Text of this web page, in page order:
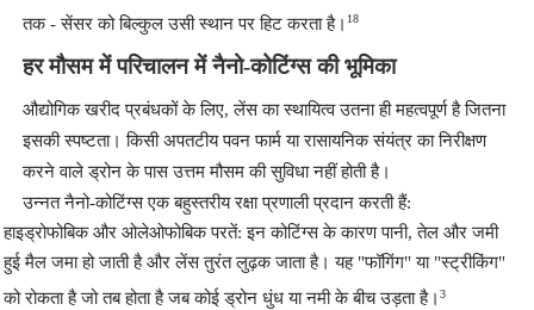
तक - सेंसर को बिल्कुल उसी स्थान पर हिट करता है। 18
हर मौसम में परिचालन में नैनो-कोटिंग्स की भूमिका
औद्योगिक खरीद प्रबंधकों के लिए, लेंस का स्थायित्व उतना ही महत्वपूर्ण है जितना
इसकी स्पष्टता। किसी अपतटीय पवन फार्म या रासायनिक संयंत्र का निरीक्षण
करने वाले ड्रोन के पास उत्तम मौसम की सुविधा नहीं होती है।
उन्नत नैनो-कोटिंग्स एक बहुस्तरीय रक्षा प्रणाली प्रदान करती हैं:
हाइड्रोफोबिक और ओलेओफोबिक परतें: इन कोटिंग्स के कारण पानी, तेल और जमी
हुई मैल जमा हो जाती है और लेंस तुरंत लुढ़क जाता है। यह "फॉगिंग" या "स्ट्रीकिंग"
को रोकता है जो तब होता है जब कोई ड्रोन धुंध या नमी के बीच उड़ता है। 3